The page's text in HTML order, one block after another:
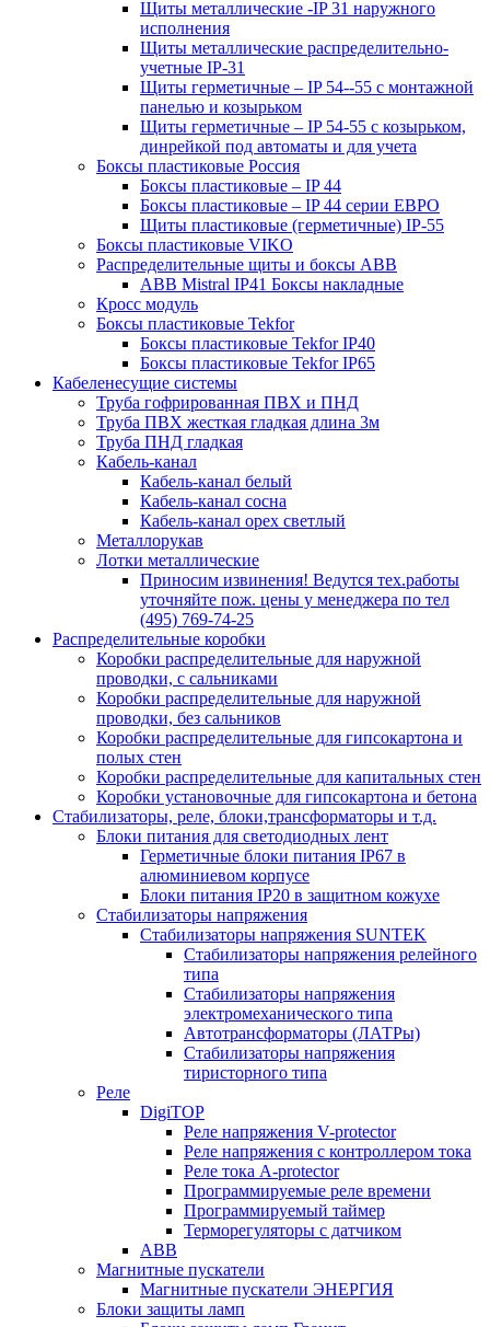
Щиты металлические -IP 31 наружного
исполнения
Щиты металлические распределительно-
учетные IP-31
Щиты герметичные – IP 54--55 с монтажной
панелью и козырьком
Щиты герметичные – IP 54-55 с козырьком,
динрейкой под автоматы и для учета
Боксы пластиковые Россия
Боксы пластиковые – IP 44
Боксы пластиковые – IP 44 серии ЕВРО
Щиты пластиковые (герметичные) IP-55
Боксы пластиковые VIKO
Распределительные щиты и боксы АВВ
ABB Mistral IP41 Боксы накладные
Кросс модуль
Боксы пластиковые Tekfor
Боксы пластиковые Tekfor IP40
Боксы пластиковые Tekfor IP65
Кабеленесущие системы
Труба гофрированная ПВХ и ПНД
Труба ПВХ жесткая гладкая длина 3м
Труба ПНД гладкая
Кабель-канал
Кабель-канал белый
Кабель-канал сосна
Кабель-канал орех светлый
Металлорукав
Лотки металлические
Приносим извинения! Ведутся тех.работы
уточняйте пож. цены у менеджера по тел
(495) 769-74-25
Распределительные коробки
Коробки распределительные для наружной
проводки, с сальниками
Коробки распределительные для наружной
проводки, без сальников
Коробки распределительные для гипсокартона и
полых стен
Коробки распределительные для капитальных стен
Коробки установочные для гипсокартона и бетона
Стабилизаторы, реле, блоки,трансформаторы и т.д.
Блоки питания для светодиодных лент
Герметичные блоки питания IP67 в
алюминиевом корпусе
Блоки питания IP20 в защитном кожухе
Стабилизаторы напряжения
Стабилизаторы напряжения SUNTEK
Стабилизаторы напряжения релейного
типа
Стабилизаторы напряжения
электромеханического типа
Автотрансформаторы (ЛАТРы)
Стабилизаторы напряжения
тиристорного типа
Реле
DigiTOP
Реле напряжения V-protector
Реле напряжения с контроллером тока
Реле тока A-protector
Программируемые реле времени
Программируемый таймер
Терморегуляторы с датчиком
ABB
Магнитные пускатели
Магнитные пускатели ЭНЕРГИЯ
Блоки защиты ламп